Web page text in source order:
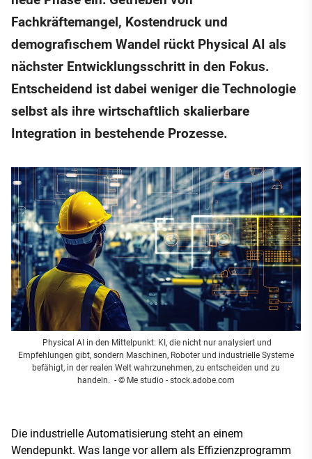
Fachkräftemangel, Kostendruck und
demografischem Wandel rückt Physical AI als
nächster Entwicklungsschritt in den Fokus.
Entscheidend ist dabei weniger die Technologie
selbst als ihre wirtschaftlich skalierbare
Integration in bestehende Prozesse.
Physical AI in den Mittelpunkt: KI, die nicht nur analysiert und
Empfehlungen gibt, sondern Maschinen, Roboter und industrielle Systeme
befähigt, in der realen Welt wahrzunehmen, zu entscheiden und zu
handeln. - © Me studio - stock.adobe.com
Die industrielle Automatisierung steht an einem
Wendepunkt. Was lange vor allem als Effizienzprogramm